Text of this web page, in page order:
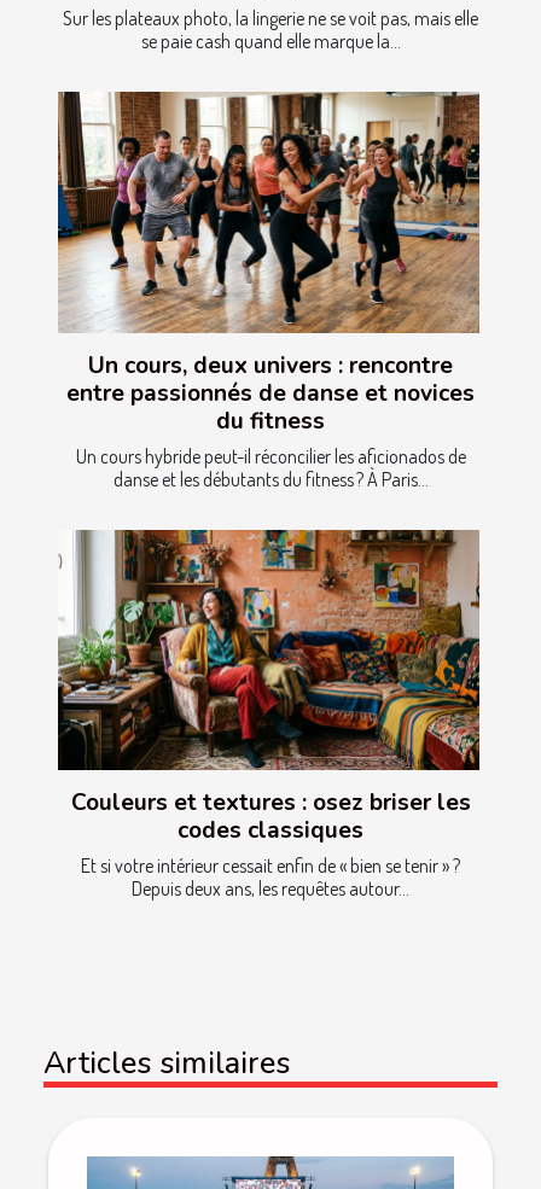
Sur les plateaux photo, la lingerie ne se voit pas, mais elle
se paie cash quand elle marque la...
Un cours, deux univers : rencontre
entre passionnés de danse et novices
du fitness
Un cours hybride peut-il réconcilier les aficionados de
danse et les débutants du fitness ? À Paris...
Couleurs et textures : osez briser les
codes classiques
Et si votre intérieur cessait enfin de « bien se tenir » ?
Depuis deux ans, les requêtes autour...
Articles similaires